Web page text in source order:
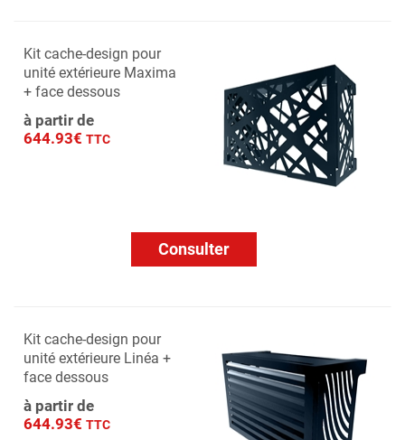
Kit cache-design pour
unité extérieure Maxima
+ face dessous
à partir de
644.93€ TTC
Consulter
Kit cache-design pour
unité extérieure Linéa +
face dessous
à partir de
644.93€ TTC